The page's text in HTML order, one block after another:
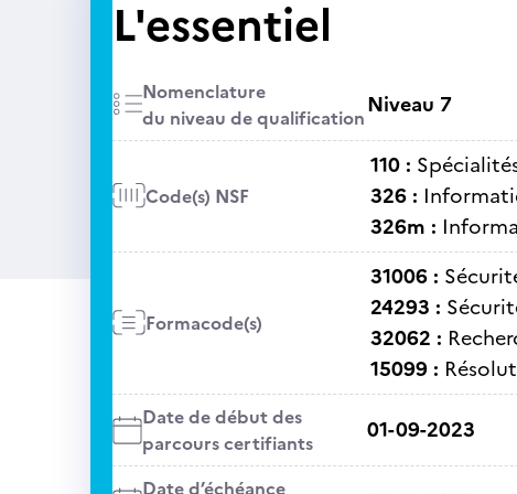
L'essentiel
Nomenclature
du niveau de qualificationNiveau 7
Code(s) NSF
110 :
326 :
326m :
Formacode(s)
31006 :
24293 :
32062 :
15099 :
Date de début des
parcours certifiants
01-09-2023
Date d’échéance